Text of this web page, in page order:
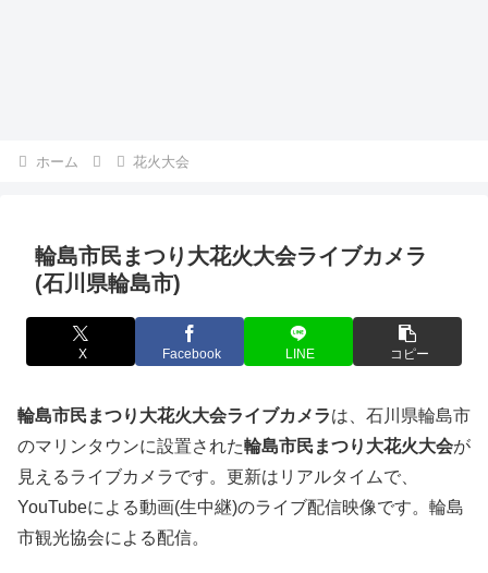
ホーム 花火大会
輪島市民まつり大花火大会ライブカメラ
(石川県輪島市)
X Facebook LINE コピー
輪島市民まつり大花火大会ライブカメラは、石川県輪島市
のマリンタウンに設置された輪島市民まつり大花火大会が
見えるライブカメラです。更新はリアルタイムで、
YouTubeによる動画(生中継)のライブ配信映像です。輪島
市観光協会による配信。